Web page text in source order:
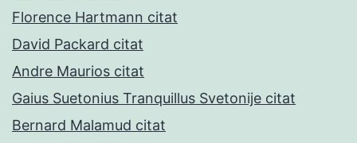
Florence Hartmann citat
David Packard citat
Andre Maurios citat
Gaius Suetonius Tranquillus Svetonije citat
Bernard Malamud citat